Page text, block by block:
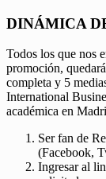
DINÁMICA
Todos los que nos
promoción,
completa y 5
International
académica en
Ser fan de
(Facebook,
Ingresar al